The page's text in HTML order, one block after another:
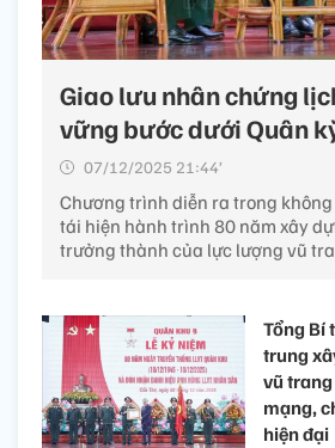
Giao lưu nhân chứng
vững bước dưới Quân
07/12/2025 21:44’
Chương trình diễn ra trong
tái hiện hành trình 80 năm xây
trưởng thành của lực lượng vũ
Tổng Bí
trung
vũ
mạng,
hiện đại